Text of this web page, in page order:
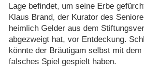
Lage befindet, um seine Erbe
Klaus Brand, der Kurator des
heimlich Gelder aus dem
abgezweigt hat, vor Entdeckung.
könnte der Bräutigam selbst mit dem
falsches Spiel gespielt haben.